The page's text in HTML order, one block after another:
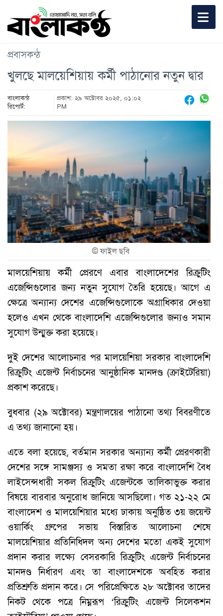
প্রবাসকন্ঠ
খুলছে মালয়েশিয়ায় কর্মী পাঠানোর নতুন দ্বার
বাংলাকন্ঠ
রিপোর্ট:
প্রকাশ: ২৯ অক্টোবর ২০২৫, ০১:০২
PM
©ফাইল ছবি
মালয়েশিয়ায় কর্মী প্রেরণে এবার বাংলাদেশের রিক্রুটিং
এজেন্সিগুলোর জন্য নতুন সুযোগ তৈরি হয়েছে। আগে এ
ক্ষেত্রে অন্যান্য দেশের এজেন্সিগুলোকে অগ্রাধিকার দেওয়া
হলেও এখন থেকে বাংলাদেশি এজেন্সিগুলোর জন্যও সমান
সুযোগ উন্মুক্ত করা হয়েছে।
দুই দেশের আলোচনার পর মালয়েশিয়া সরকার বাংলাদেশি
রিক্রুটিং এজেন্ট নির্বাচনের আনুষ্ঠানিক মানদণ্ড (ক্রাইটেরিয়া)
প্রকাশ করেছে।
বুধবার (২৯ অক্টোবর) মন্ত্রণালয়ের পাঠানো তথ্য বিবরণীতে
এ তথ্য জানানো হয়।
এতে বলা হয়েছে, বর্তমান সরকার অন্যান্য কর্মী প্রেরণকারী
দেশের সঙ্গে সামঞ্জস্য ও সমতা রক্ষা করে বাংলাদেশি বৈধ
লাইসেন্সধারী সকল রিক্রুটিং এজেন্টকে তালিকাভুক্ত করার
বিষয়ে বারবার অনুরোধ জানিয়ে আসছিলো। গত ২১-২২ মে
বাংলাদেশ ও মালয়েশিয়ার মধ্যে ঢাকায় অনুষ্ঠিত ৩য় জয়েন্ট
ওয়ার্কিং গ্রুপের সভায় বিস্তারিত আলোচনা শেষে
মালয়েশিয়ার প্রতিনিধিদল অন্য দেশের মতো একই সুযোগ
প্রদান করার লক্ষ্যে বেসরকারি রিক্রুটিং এজেন্ট নির্বাচনের
মানদণ্ড নির্ধারণ এবং তা বাংলাদেশকে অবহিত করার
প্রতিশ্রুতি প্রদান করে। সে পরিপ্রেক্ষিতে ২৮ অক্টোবর তাদের
নিকট থেকে পত্রে নিম্নরূপ ‘রিক্রুটিং এজেন্ট সিলেকশন